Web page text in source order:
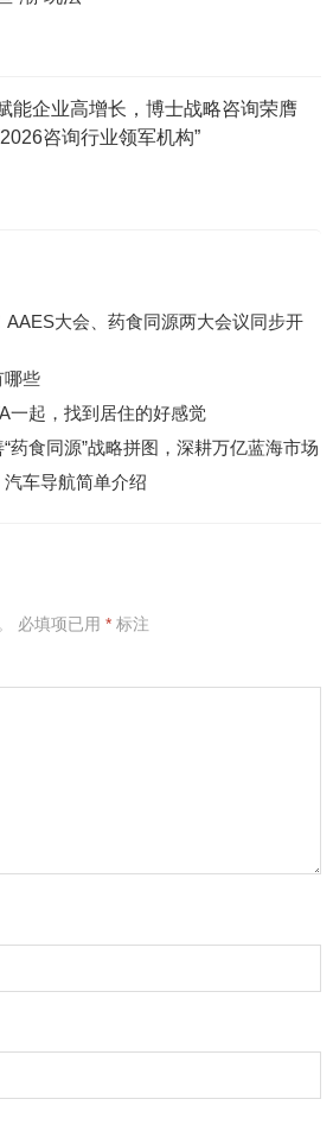
能企业高增长，博士战略咨询荣膺
咨询行业领军机构”
AAES大会、药食同源两大会议同步开
哪些
一起，找到居住的好感觉
药食同源”战略拼图，深耕万亿蓝海市场
车导航简单介绍
必填项已用 * 标注